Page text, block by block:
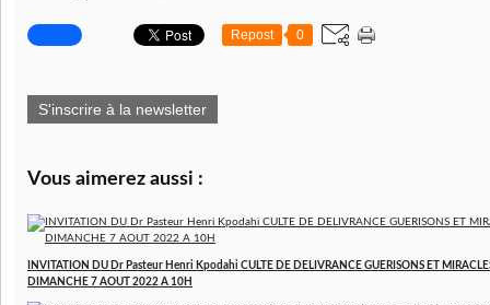
Repost 0
S'inscrire à la newsletter
Vous aimerez aussi :
INVITATION DU Dr Pasteur Henri Kpodahi CULTE DE DELIVRANCE GUERISONS ET
DIMANCHE 7 AOUT 2022 A 10H